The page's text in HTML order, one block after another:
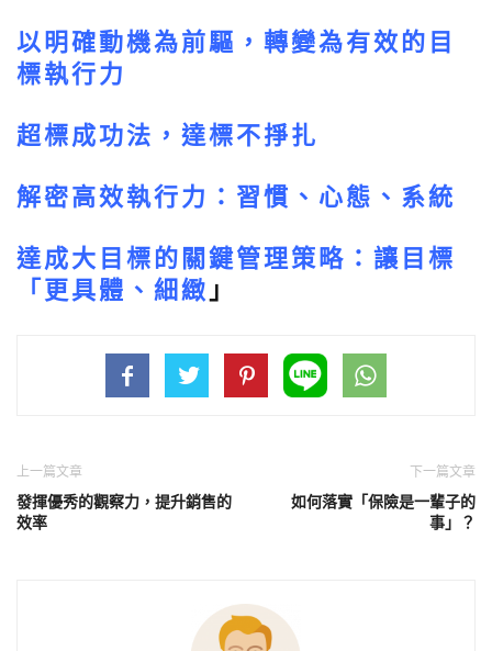
以明確動機為前驅，轉變為有效的目
標執行力
超標成功法，達標不掙扎
解密高效執行力：習慣、心態、系統
達成大目標的關鍵管理策略：讓目標
「更具體、細緻 」
上一篇文章
發揮優秀的觀察力，提升銷售的
效率
下一篇文章
如何落實「保險是一輩子的
事」？